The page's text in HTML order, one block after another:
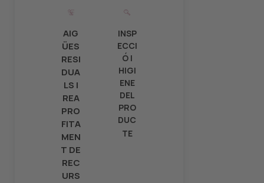
AIG
ÜES
RESI
DUA
LS I
REA
PRO
FITA
MEN
T DE
REC
URS
INSP
ECCI
Ó I
HIGI
ENE
DEL
PRO
DUC
TE